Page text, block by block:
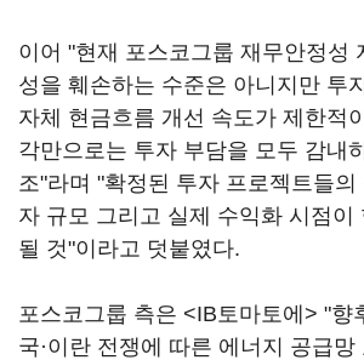
이어 "현재 포스코그룹 재무안정성
성을 훼손하는 수준은 아니지만 투
자체 현금흐름 개선 속도가 제한적
각만으로는 투자 부담을 모두 감내
조"라며 "확정된 투자 프로젝트들
자 규모 그리고 실제 수익화 시점이
될 것"이라고 덧붙였다.
포스코그룹 측은 <IB토마토에> "향
국·이란 전쟁에 따른 에너지 공급